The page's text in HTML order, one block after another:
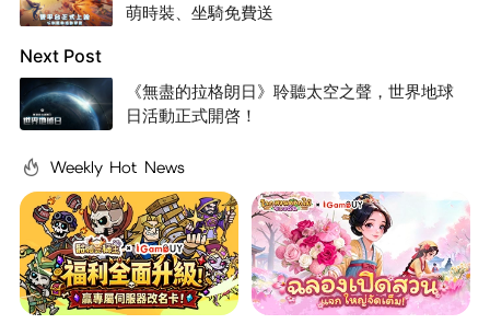
萌時裝、坐騎免費送
Next Post
《無盡的拉格朗日》聆聽太空之聲，世界地球
日活動正式開啓！
Weekly Hot News